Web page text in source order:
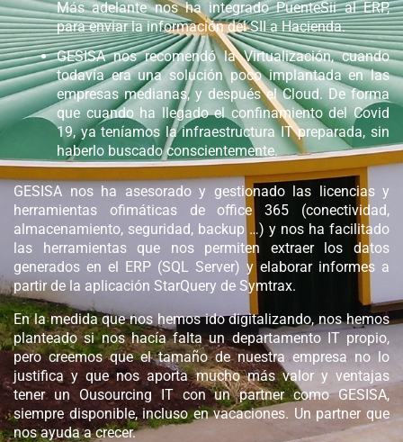
Más adelante nos ha integrado PuenteSii al ERP,
para enviar la información del SII a Hacienda.
GESISA nos recomendó la Virtualización, cuando
todavía era una solución poco implantada en las
empresas medianas, y después el Cloud. De forma
que cuando ha llegado el confinamiento del Covid
19, ya teníamos la infraestructura IT preparada, sin
haberlo buscado conscientemente.
GESISA nos ha asesorado y gestionado las licencias y
herramientas ofimáticas de office 365 (conectividad,
almacenamiento, seguridad, backup …) y nos ha facilitado
las herramientas que nos permiten extraer los datos
generados en el ERP (SQL Server) y elaborar informes a
partir de la aplicación StarQuery de Symtrax.
En la medida que nos hemos ido digitalizando, nos hemos
planteado si nos hacía falta un departamento IT propio,
pero creemos que el tamaño de nuestra empresa no lo
justifica y que nos aporta mucho más valor y ventajas
tener un Ousourcing IT con un partner como GESISA,
siempre disponible, incluso en vacaciones. Un partner que
nos ayuda a crecer.